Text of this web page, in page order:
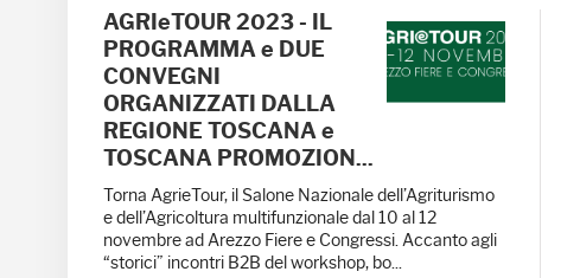
AGRIeTOUR 2023 - IL
PROGRAMMA e DUE
CONVEGNI
ORGANIZZATI DALLA
REGIONE TOSCANA e
TOSCANA PROMOZION...
Torna AgrieTour, il Salone Nazionale dell’Agriturismo
e dell’Agricoltura multifunzionale dal 10 al 12
novembre ad Arezzo Fiere e Congressi. Accanto agli
“storici” incontri B2B del workshop, bo...